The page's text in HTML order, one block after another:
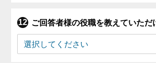
ご回答者様の役職を教えていただ